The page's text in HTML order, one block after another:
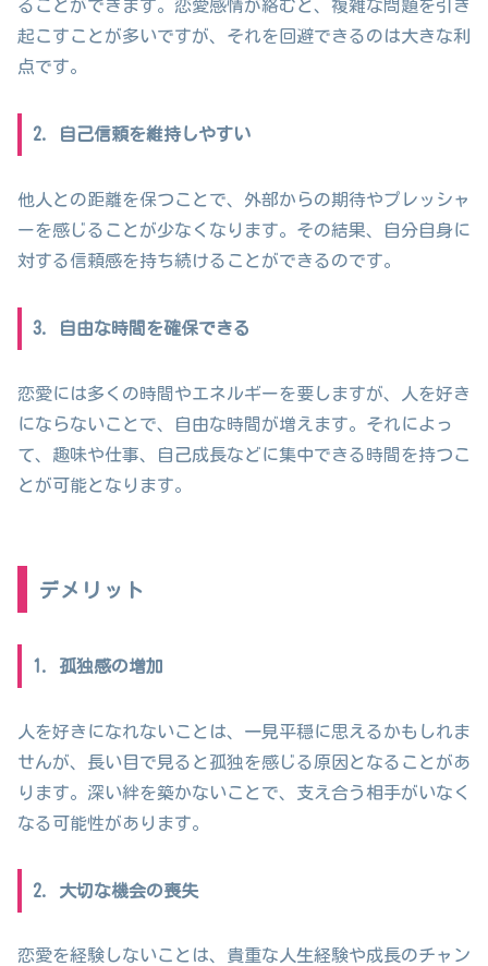
ることができます。恋愛感情が絡むと、複雑な問題を引き
起こすことが多いですが、それを回避できるのは大きな利
点です。
2. 自己信頼を維持しやすい
他人との距離を保つことで、外部からの期待やプレッシャ
ーを感じることが少なくなります。その結果、自分自身に
対する信頼感を持ち続けることができるのです。
3. 自由な時間を確保できる
恋愛には多くの時間やエネルギーを要しますが、人を好き
にならないことで、自由な時間が増えます。それによっ
て、趣味や仕事、自己成長などに集中できる時間を持つこ
とが可能となります。
デメリット
1. 孤独感の増加
人を好きになれないことは、一見平穏に思えるかもしれま
せんが、長い目で見ると孤独を感じる原因となることがあ
ります。深い絆を築かないことで、支え合う相手がいなく
なる可能性があります。
2. 大切な機会の喪失
恋愛を経験しないことは、貴重な人生経験や成長のチャン